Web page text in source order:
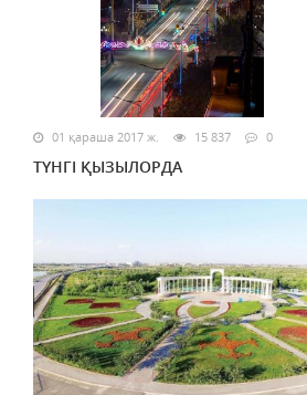
01 қараша 2017 ж. 15 837 0
ТҮНГІ ҚЫЗЫЛОРДА